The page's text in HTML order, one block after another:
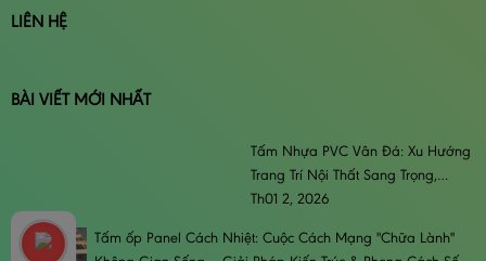
LIÊN HỆ
BÀI VIẾT MỚI NHẤT
Tấm Nhựa PVC Vân Đá: Xu Hướng
Trang Trí Nội Thất Sang Trọng,
Đẳng Cấp & Bền Bỉ
Th01 2, 2026
Tấm ốp Panel Cách Nhiệt: Cuộc Cách Mạng "Chữa Lành"